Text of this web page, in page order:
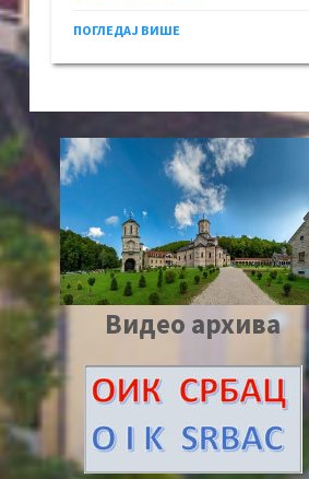
ПОГЛЕДАЈ ВИШЕ
Видео архива